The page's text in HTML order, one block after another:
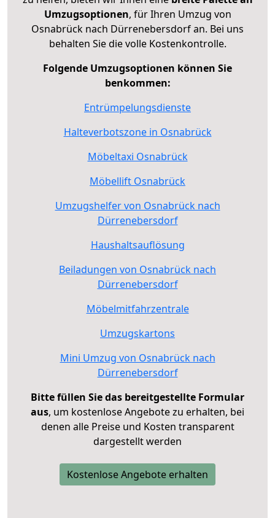
Umzugsoptionen, für Ihren Umzug von
Osnabrück nach Dürrenebersdorf an. Bei uns
behalten Sie die volle Kostenkontrolle.
Folgende Umzugsoptionen können Sie
benkommen:
Entrümpelungsdienste
Halteverbotszone in Osnabrück
Möbeltaxi Osnabrück
Möbellift Osnabrück
Umzugshelfer von Osnabrück nach
Dürrenebersdorf
Haushaltsauflösung
Beiladungen von Osnabrück nach
Dürrenebersdorf
Möbelmitfahrzentrale
Umzugskartons
Mini Umzug von Osnabrück nach
Dürrenebersdorf
Bitte füllen Sie das bereitgestellte Formular
aus, um kostenlose Angebote zu erhalten, bei
denen alle Preise und Kosten transparent
dargestellt werden
Kostenlose Angebote erhalten